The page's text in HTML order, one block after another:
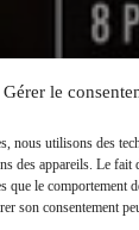
Gérer le
nous utilisons des
des appareils. Le fait
que le comportement
son consentement